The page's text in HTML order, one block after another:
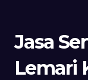
Jasa
Lemari